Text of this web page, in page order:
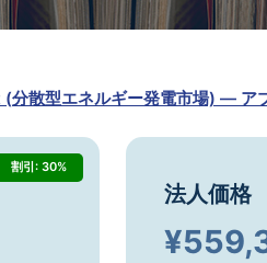
散型エネルギー発電市場) — ア
割引: 30%
法人価格
¥